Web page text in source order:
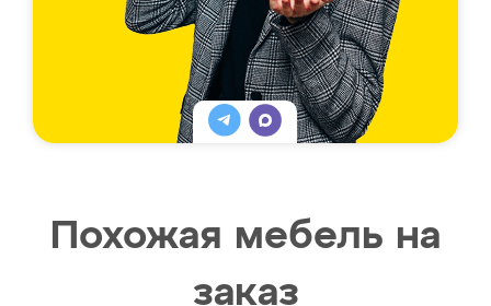
Похожая мебель на
заказ